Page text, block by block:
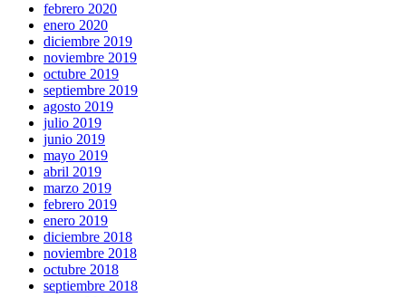
febrero 2020
enero 2020
diciembre 2019
noviembre 2019
octubre 2019
septiembre 2019
agosto 2019
julio 2019
junio 2019
mayo 2019
abril 2019
marzo 2019
febrero 2019
enero 2019
diciembre 2018
noviembre 2018
octubre 2018
septiembre 2018